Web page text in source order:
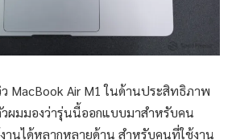
MacBook Air M1 ในด้านประสิทธิภาพ
ผมมองว่ารุ่นนี้ออกแบบมาสำหรับคน
านได้หลากหลายด้าน สำหรับคนที่ใช้งาน